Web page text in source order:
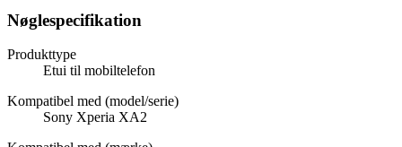
Nøglespecifikation
Produkttype
Etui til mobiltelefon
Kompatibel med (model/serie)
Sony Xperia XA2